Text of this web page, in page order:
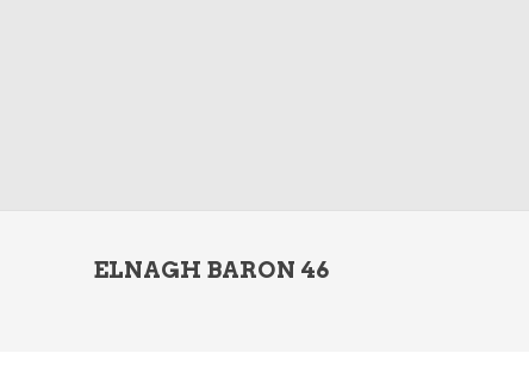
ELNAGH BARON 46